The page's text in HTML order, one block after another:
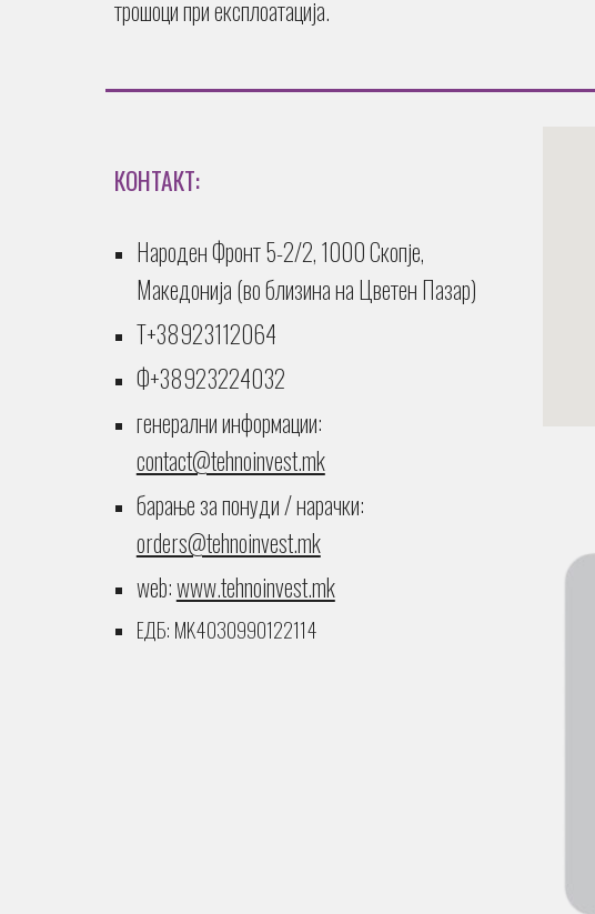
трошоци при експлоатација.
КОНТАКТ:
Народен Фронт5-2/2, 1000 Скопје,
Македонија (во близина на Цветен Пазар)
T+38923112064
Ф+38923224032
генерални информации:
contact@tehnoinvest.mk
барање за понуди / нарачки:
orders@tehnoinvest.mk
web:www.tehnoinvest.mk
ЕДБ: MK4030990122114